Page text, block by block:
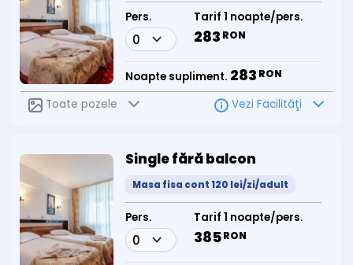
Pers. Tarif 1 noapte/pers.
283 RON
Noapte supliment. 283 RON
Toate pozele Vezi Facilităţi
Single fără balcon
Masa fisa cont 120 lei/zi/adult
Pers. Tarif 1 noapte/pers.
385RON